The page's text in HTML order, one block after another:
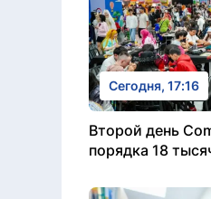
Сегодня, 17:16
Второй день
порядка 18